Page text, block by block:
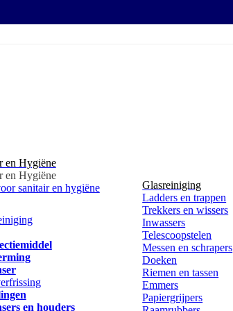
en Hygiëne
en Hygiëne
sanitair en hygiëne
en houders
Glasreiniging
Ladders en trappen
Trekkers en wissers
Inwassers
Telescoopstelen
Messen en schrapers
Doeken
Riemen en tassen
Emmers
Papiergrijpers